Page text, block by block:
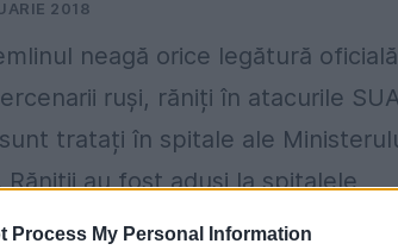
Process My Personal Information
2018
neagă orice legătură oficială
ruși, răniți în atacurile
tratați în spitale ale
Răniții au fost aduși la spitalele